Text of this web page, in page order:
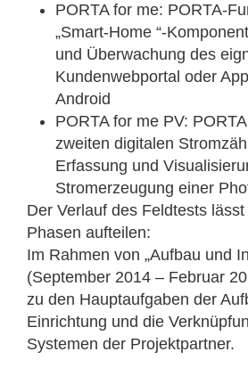
PORTA for me: PORTA-
„Smart-Home “-
und Überwachung des
Kundenwebportal oder
Android
PORTA for me PV:
zweiten digitalen
Erfassung und
Stromerzeugung einer
Der Verlauf des Feldtests
Phasen aufteilen:
Im Rahmen von „Aufbau und
(September 2014 – Februar
zu den Hauptaufgaben der
Einrichtung und die
Systemen der Projektpartner.